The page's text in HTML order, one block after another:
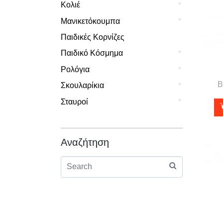
Κολιέ
Μανικετόκουμπα
Παιδικές Κορνίζες
Παιδικό Κόσμημα
Ρολόγια
Σκουλαρίκια
Σταυροί
Αναζήτηση